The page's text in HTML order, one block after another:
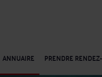
ANNUAIRE PRENDRE